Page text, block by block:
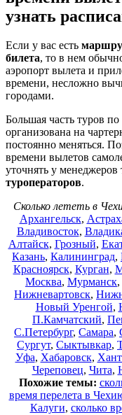
узнать
Если у вас есть
билета, то в нем
аэропорт вылета и
времени, несложно
городами.
Большая часть туров
организована на
постоянно меняться.
времени вылетов
уточнять у
туроператоров.
Сколько лететь в
Архангельск,
Владивосток,
Алтайск, Грозный,
Казань, Калининград,
Красноярск, Курган,
Москва, Мурманск,
Нижневартовск,
Новый Уренгой,
П.Камчатский,
С.Петербург, Самара,
Сургут, Сыктывкар,
Уфа, Хабаровск,
Череповец, Чита,
Похожие темы:
время перелета в
Калуги, сколько